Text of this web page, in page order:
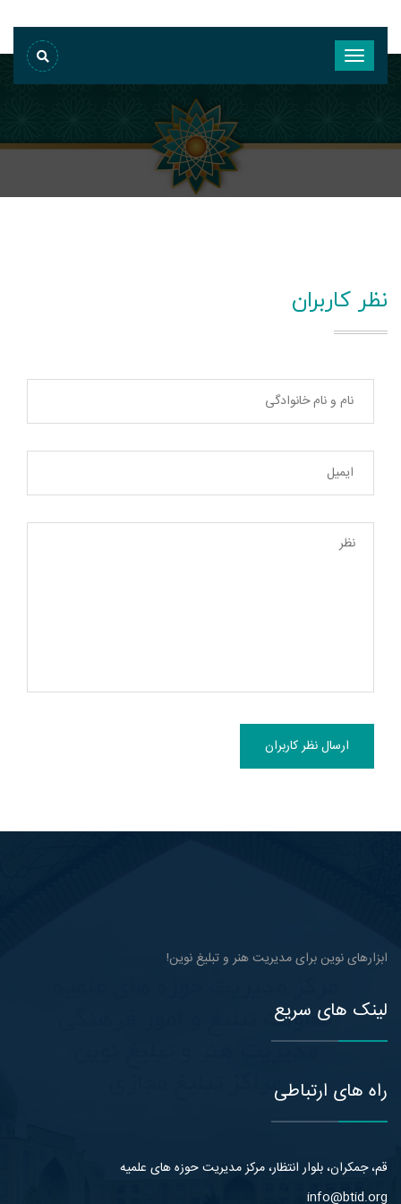
نظر کاربران
ارسال نظر کاربران
ابزارهای نوین برای مدیریت هنر و تبلیغ نوین!
لینک های سریع
راه های ارتباطی
قم، جمکران، بلوار انتظار، مرکز مدیریت حوزه های علمیه
info@btid.org